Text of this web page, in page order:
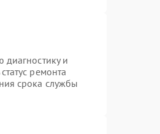
диагностику и
ремонта
срока службы